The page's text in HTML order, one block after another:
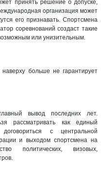
принять решение о допуске,
организация может
его признавать. Спортсмена
соревнований создаст такие
или унизительным.
больше не гарантирует
вывод последних лет.
рассматривать как единый
с центральной
и выходом спортсмена на
политических, визовых,